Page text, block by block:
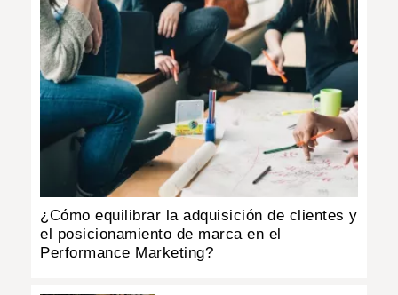
¿Cómo equilibrar la adquisición de clientes y
el posicionamiento de marca en el
Performance Marketing?